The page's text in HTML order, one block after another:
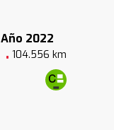
Año 2022
104.556 km